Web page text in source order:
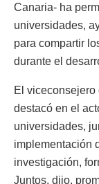
Canaria- ha
universidades,
para compartir
durante el
El viceconsejero
destacó en el
universidades,
implementación
investigación,
Juntos, dijo,